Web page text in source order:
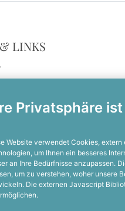
Privatsphäre
Website verwendet Cookies,
um Ihnen ein besseres
an Ihre Bedürfnisse anzupassen.
um zu verstehen, woher unsere
Die externen Javascript
LINKS
zur Gutscheineinlösung
MEDIA